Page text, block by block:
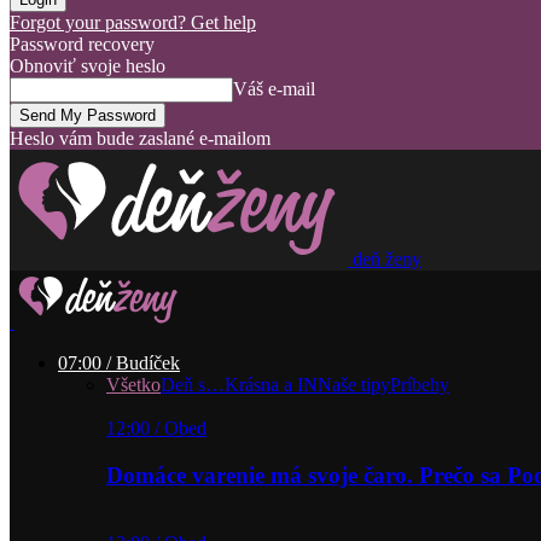
Forgot your password? Get help
Password recovery
Obnoviť svoje heslo
Váš e-mail
Heslo vám bude zaslané e-mailom
deň ženy
07:00 / Budíček
VšetkoDeň s…Krásna a INNaše tipyPríbehy
12:00 / Obed
Domáce varenie má svoje čaro. Prečo sa